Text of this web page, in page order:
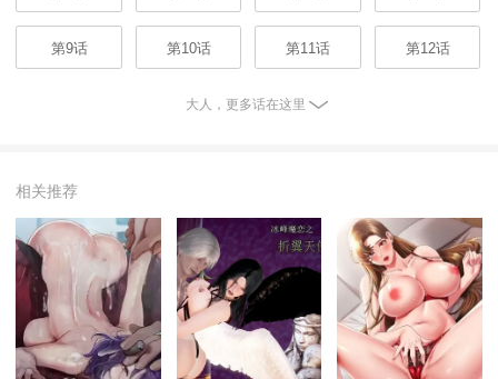
第9话 第10话 第11话 第12话
大人，更多话在这里
相关推荐